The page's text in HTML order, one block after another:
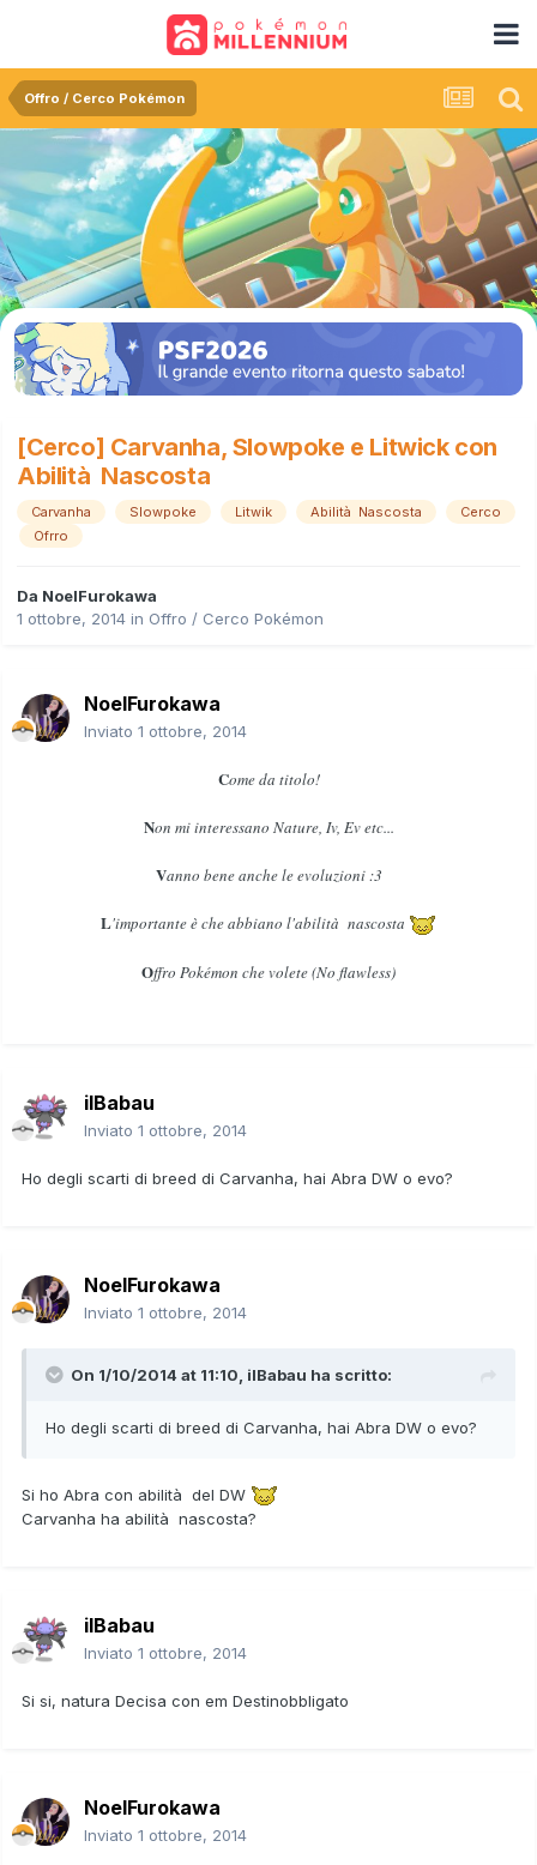
Offro / Cerco Pokémon
[Cerco] Carvanha, Slowpoke e Litwick con
Abilità Nascosta
Carvanha Slowpoke Litwik Abilità Nascosta
Cerco
Ofrro
Da NoelFurokawa
1 ottobre, 2014 in Offro / Cerco Pokémon
NoelFurokawa
Inviato 1 ottobre, 2014
Come da titolo!
Non mi interessano Nature, Iv, Ev etc...
Vanno bene anche le evoluzioni :3
L'importante è che abbiano l'abilità nascosta
Offro Pokémon che volete (No flawless)
ilBabau
Inviato 1 ottobre, 2014
Ho degli scarti di breed di Carvanha, hai Abra DW o evo?
NoelFurokawa
Inviato 1 ottobre, 2014
On 1/10/2014 at 11:10, ilBabau ha scritto:
Ho degli scarti di breed di Carvanha, hai Abra DW o evo?
Si ho Abra con abilità del DW
Carvanha ha abilità nascosta?
ilBabau
Inviato 1 ottobre, 2014
Si si, natura Decisa con em Destinobbligato
NoelFurokawa
Inviato 1 ottobre, 2014